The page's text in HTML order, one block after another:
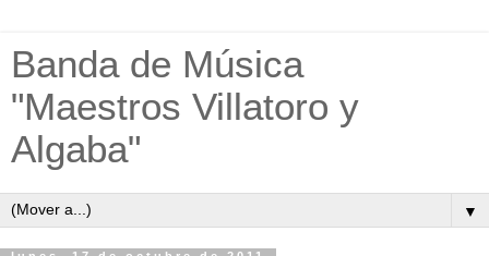
Banda de Música
"Maestros Villatoro y
Algaba"
▼